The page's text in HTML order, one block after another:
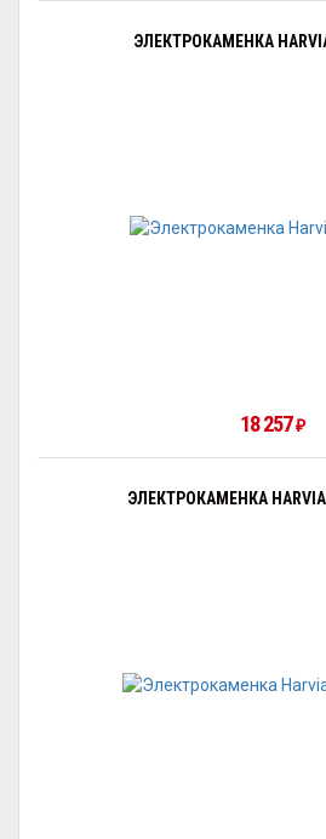
ЭЛЕКТРОКАМЕНКА HARVIA
18 257 ₽
ЭЛЕКТРОКАМЕНКА HARVIA